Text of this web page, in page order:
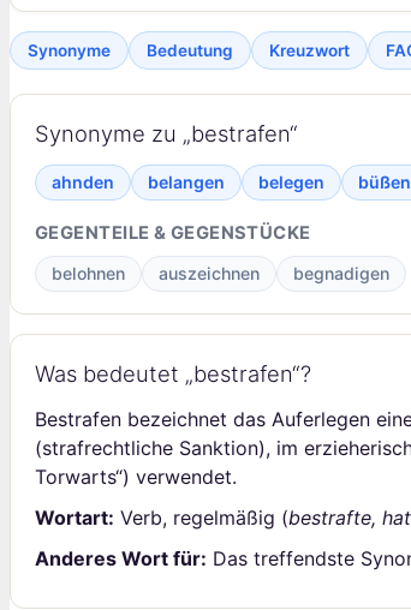
Synonyme Bedeutung Kreuzwort
Synonyme zu „bestrafen“
ahnden belangen belegen
GEGENTEILE & GEGENSTÜCKE
belohnen auszeichnen begnadigen
Was bedeutet „bestrafen“?
Bestrafen bezeichnet das Auferlegen
(strafrechtliche Sanktion), im
Torwarts“) verwendet.
Wortart: Verb, regelmäßig (bestrafte,
Anderes Wort für: Das treffendste